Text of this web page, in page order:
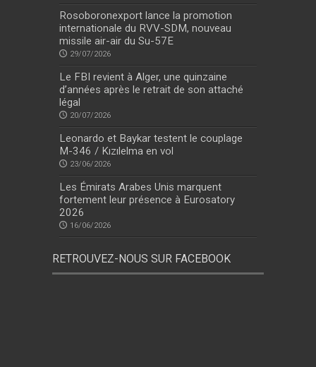
Rosoboronexport lance la promotion
internationale du RVV-SDM, nouveau
missile air-air du Su-57E
29/07/2026
Le FBI revient à Alger, une quinzaine
d’années après le retrait de son attaché
légal
20/07/2026
Leonardo et Baykar testent le couplage
M-346 / Kızılelma en vol
23/06/2026
Les Émirats Arabes Unis marquent
fortement leur présence à Eurosatory
2026
16/06/2026
RETROUVEZ-NOUS SUR FACEBOOK